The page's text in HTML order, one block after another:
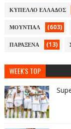
ΚΥΠΕΛΛΟ ΕΛΛΑΔΟΣ
ΜΟΥΝΤΙΑΛ (603)
ΠΑΡΑΞΕΝΑ (13)
WEEK'S TOP